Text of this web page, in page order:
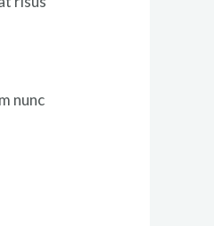
nunc